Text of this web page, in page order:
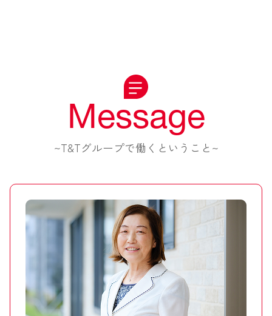
Message
~T&Tグループで働くということ~